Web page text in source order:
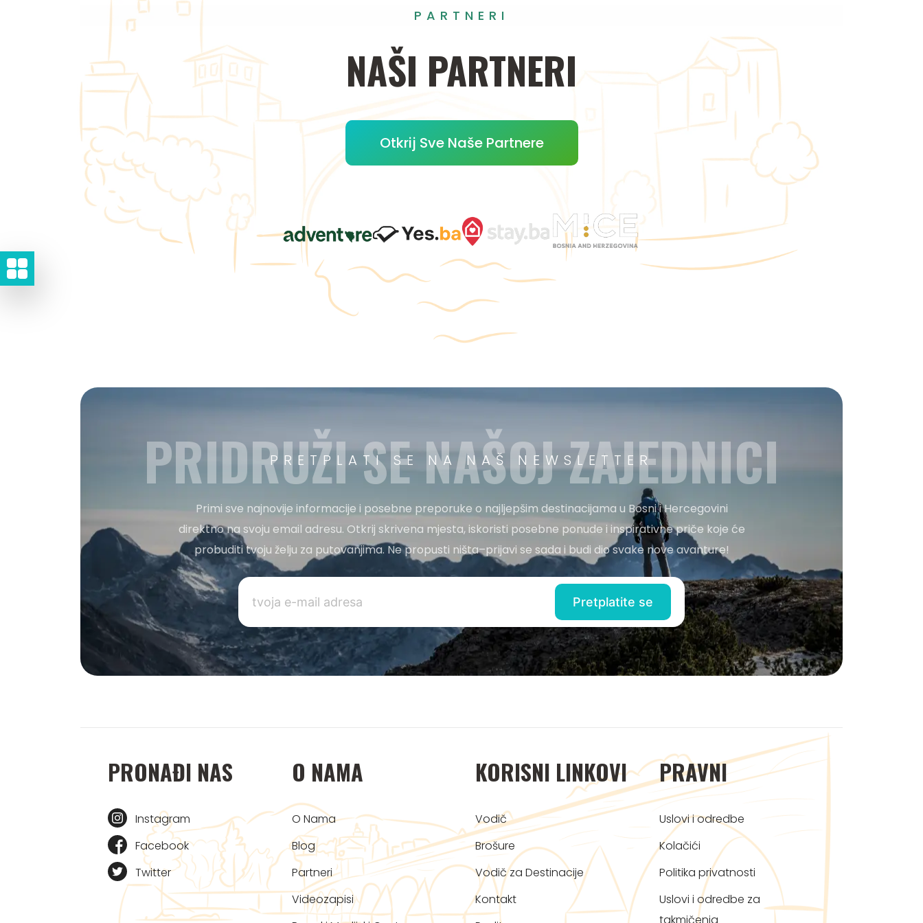
PARTNERI
NAŠI PARTNERI
Otkrij Sve Naše Partnere
PRETPLATI SE NA NAŠ NEWSLETTER
PRIDRUŽI SE NAŠOJ ZAJEDNICI
Primi sve najnovije informacije i posebne preporuke o najljepšim destinacijama u Bosni i Hercegovini
direktno na svoju email adresu. Otkrij skrivena mjesta, iskoristi posebne ponude i inspirativne priče koje će
probuditi tvoju želju za putovanjima. Ne propusti ništa–prijavi se sada i budi dio svake nove avanture!
PRONAĐI NAS
Instagram
Facebook
Twitter
O NAMA
O Nama
Blog
Partneri
Videozapisi
KORISNI LINKOVI
Vodič
Brošure
Vodič za Destinacije
Kontakt
PRAVNI
Uslovi i odredbe
Kolačići
Politika privatnosti
Uslovi i odredbe za
takmičenja